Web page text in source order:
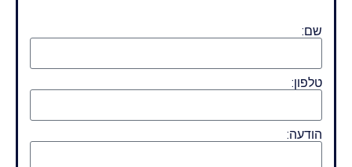
שם:
טלפון:
הודעה: